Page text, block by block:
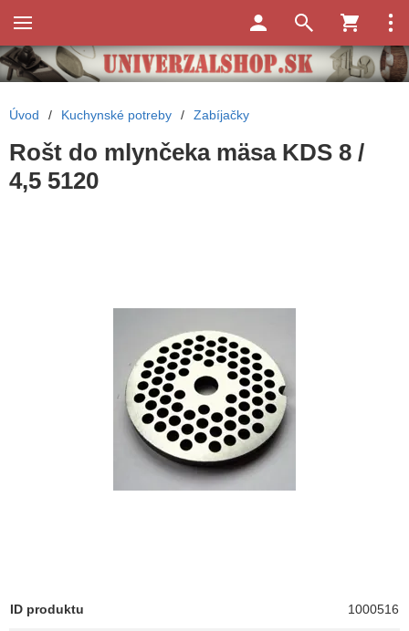
Úvod / Kuchynské potreby / Zabíjačky
Rošt do mlynčeka mäsa KDS 8 /
4,5 5120
ID produktu 1000516